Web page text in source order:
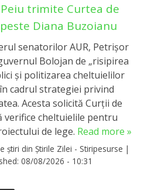
trimite Curtea de
Diana Buzoianu
senatorilor AUR, Petrișor
Bolojan de „risipirea
și politizarea cheltuielilor
cadrul strategiei privind
Acesta solicită Curții de
verifice cheltuielile pentru
de lege. Read more »
știri din Știrile Zilei - Stiripesurse |
08/08/2026 - 10:31